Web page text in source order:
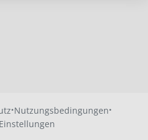
·Nutzungsbedingungen·